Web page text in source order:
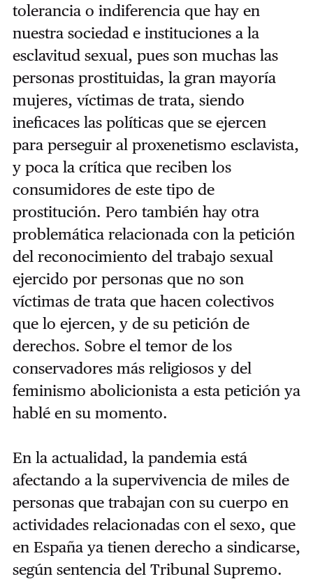
tolerancia o indiferencia que hay en
nuestra sociedad e instituciones a la
esclavitud sexual, pues son muchas las
personas prostituidas, la gran mayoría
mujeres, víctimas de trata, siendo
ineficaces las políticas que se ejercen
para perseguir al proxenetismo esclavista,
y poca la crítica que reciben los
consumidores de este tipo de
prostitución. Pero también hay otra
problemática relacionada con la petición
del reconocimiento del trabajo sexual
ejercido por personas que no son
víctimas de trata que hacen colectivos
que lo ejercen, y de su petición de
derechos. Sobre el temor de los
conservadores más religiosos y del
feminismo abolicionista a esta petición ya
hablé en su momento.
En la actualidad, la pandemia está
afectando a la supervivencia de miles de
personas que trabajan con su cuerpo en
actividades relacionadas con el sexo, que
en España ya tienen derecho a sindicarse,
según sentencia del Tribunal Supremo.